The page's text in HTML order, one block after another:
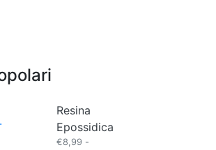
Resina
Epossidica
€8,99 -